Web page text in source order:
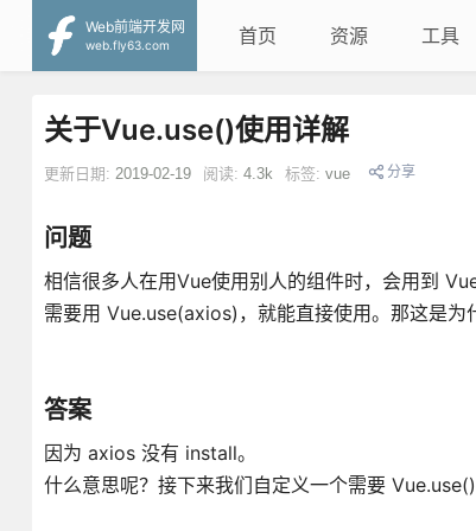
Web前端开发网
web.fly63.com
首页 资源 工具
关于Vue.use()使用详解
更新日期: 2019-02-19 阅读: 4.3k 标签: vue 分享
问题
相信很多人在用Vue使用别人的组件时，会用到
需要用 Vue.use(axios)，就能直接使用。那这是为
答案
因为 axios 没有 install。
什么意思呢？接下来我们自定义一个需要